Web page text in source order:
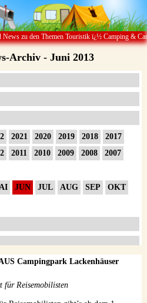
ï¿½ Camping & Caravan ï¿½
Archiv - Juni 2013
2021 2020 2019 2018
2017
2011 2010 2009 2008
2007
JUN JUL AUG SEP
OKT
Campingpark Lackenhäuser
für Reisemobilisten